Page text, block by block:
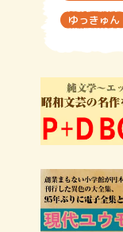
ゆっきゅん